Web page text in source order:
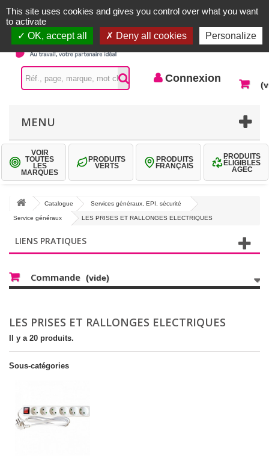
Contactez-nous
Connexion
MENU
VOIR
TOUTES
LES
MARQUES
PRODUITS
VERTS
PRODUITS
FRANÇAIS
PRODUITS
ÉLIGIBLES
AGEC
Catalogue Services généraux, EPI, sécurité
Service généraux LES PRISES ET RALLONGES ELECTRIQUES
LIENS PRATIQUES
Commande (vide)
LES PRISES ET RALLONGES ELECTRIQUES
Il y a 20 produits.
Sous-catégories
This site uses cookies and gives you control over what you want
to activate
OK, accept all
Deny all cookies Personalize